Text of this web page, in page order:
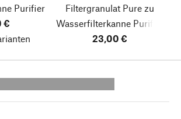
Purifier
€
Filtergranulat Pure zu
Wasserfilterkanne Purifier
23,00 €